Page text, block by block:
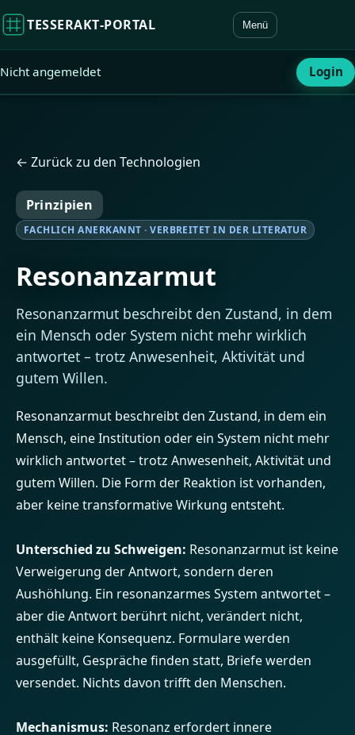
TESSERAKT‑PORTAL Menü
Nicht angemeldet Login
← Zurück zu den Technologien
Prinzipien
FACHLICH ANERKANNT · VERBREITET IN DER LITERATUR
Resonanzarmut
Resonanzarmut beschreibt den Zustand, in dem
ein Mensch oder System nicht mehr wirklich
antwortet – trotz Anwesenheit, Aktivität und
gutem Willen.
Resonanzarmut beschreibt den Zustand, in dem ein
Mensch, eine Institution oder ein System nicht mehr
wirklich antwortet – trotz Anwesenheit, Aktivität und
gutem Willen. Die Form der Reaktion ist vorhanden,
aber keine transformative Wirkung entsteht.
Unterschied zu Schweigen: Resonanzarmut ist keine
Verweigerung der Antwort, sondern deren
Aushöhlung. Ein resonanzarmes System antwortet –
aber die Antwort berührt nicht, verändert nicht,
enthält keine Konsequenz. Formulare werden
ausgefüllt, Gespräche finden statt, Briefe werden
versendet. Nichts davon trifft den Menschen.
Mechanismus: Resonanz erfordert innere